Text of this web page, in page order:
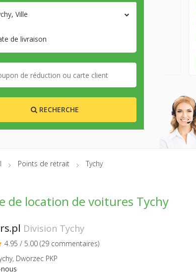
Ville
de livraison
RECHERCHE
Points de retrait Tychy
de location de voitures Tychy
Division Tychy
4.95 / 5.00 (29 commentaires)
Dworzec PKP